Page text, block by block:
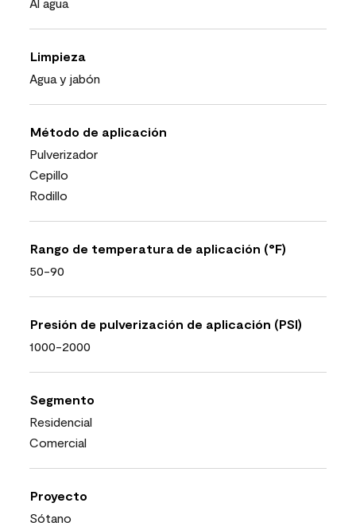
Al agua
Limpieza
Agua y jabón
Método de aplicación
Pulverizador
Cepillo
Rodillo
Rango de temperatura de aplicación (°F)
50-90
Presión de pulverización de aplicación (PSI)
1000-2000
Segmento
Residencial
Comercial
Proyecto
Sótano